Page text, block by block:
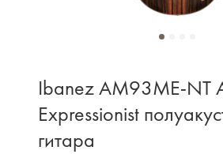
Ibanez AM93ME-NT
Expressionist
гитара